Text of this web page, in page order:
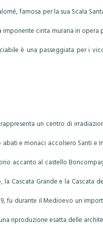
famosa per la sua Scala
cinta muraria in
è una passeggiata per i
un centro di
e monaci accolsero Santi e
accanto al castello
Cascata Grande e la Cascata
fu durante il Medioevo un
riproduzione esatta delle